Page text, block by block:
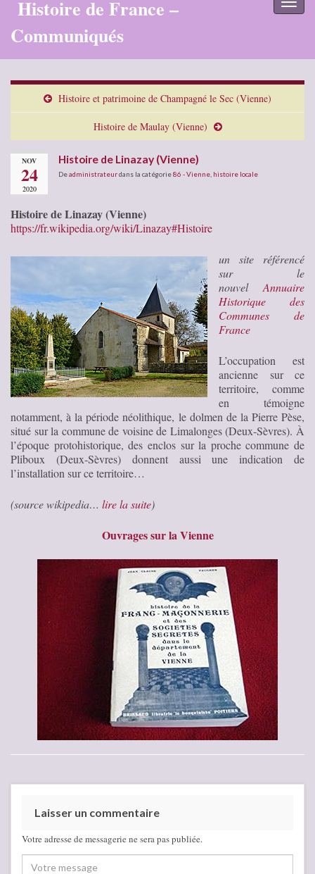
Histoire de France –
Communiqués
Histoire et patrimoine de Champagné le Sec (Vienne)
Histoire de Maulay (Vienne)
NOV
24
2020
Histoire de Linazay (Vienne)
Deadministrateurdans la catégorie86 - Vienne histoire locale
Histoire de Linazay (Vienne)
https://fr.wikipedia.org/wiki/Linazay#Histoire
un site référencé
sur le
nouvel Annuaire
Historique des
Communes de
France
L’occupation est
ancienne sur ce
territoire, comme
en témoigne
notamment, à la période néolithique, le dolmen de la Pierre Pèse,
situé sur la commune de voisine de Limalonges (Deux-Sèvres). À
l’époque protohistorique, des enclos sur la proche commune de
Pliboux (Deux-Sèvres) donnent aussi une indication de
l’installation sur ce territoire…
(source wikipedia… lire la suite)
Ouvrages sur la Vienne
Laisser un commentaire
Votre adresse de messagerie ne sera pas publiée.